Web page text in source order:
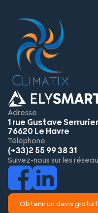
Adresse
1 rue Gustave Serrurier
76620 Le Havre
Téléphone
(+33)2 55 99 38 31
Suivez-nous sur les
Obtenir un devis gratuit